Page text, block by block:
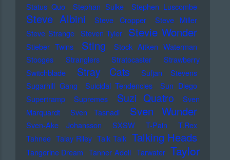
Status Quo
Stephan Sulke Stephen Luscombe
Steve Albini Steve Cropper
Steve Miller
Steve Strange Steven Tyler Stevie Wonder
Stieber Twins Sting
Stock Aitken Waterman
Stooges
Stranglers Stratocaster
Strawberry
Switchblade
Stray Cats
Sufjan Stevens
Sugarhill Gang
Suicidal Tendencies
Sun Diego
Supertramp
Supremes Suzi Quatro
Sven
Marquardt
Sven Tasnadi Sven Wunder
Sven-Ake Johansson SXSW T-Pain
T.Rex
Tahnee Talay Riley Talk Talk Talking Heads
Tangerine Dream Tanner Adell Tarwater Taylor